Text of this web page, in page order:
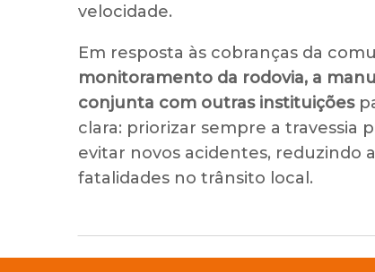
velocidade.
Em resposta às cobranças da
monitoramento da rodovia, a
conjunta com outras instituições
clara: priorizar sempre a travessia
evitar novos acidentes, reduzindo
fatalidades no trânsito local.